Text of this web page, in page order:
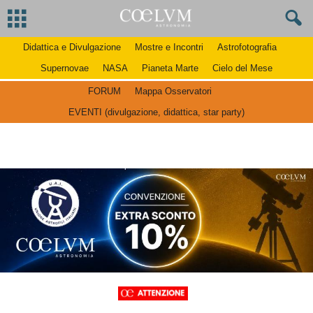
Didattica e Divulgazione Mostre e Incontri
Astrofotografia
Supernovae
NASA Pianeta Marte Cielo del Mese
FORUM
Mappa Osservatori
EVENTI (divulgazione, didattica, star party)